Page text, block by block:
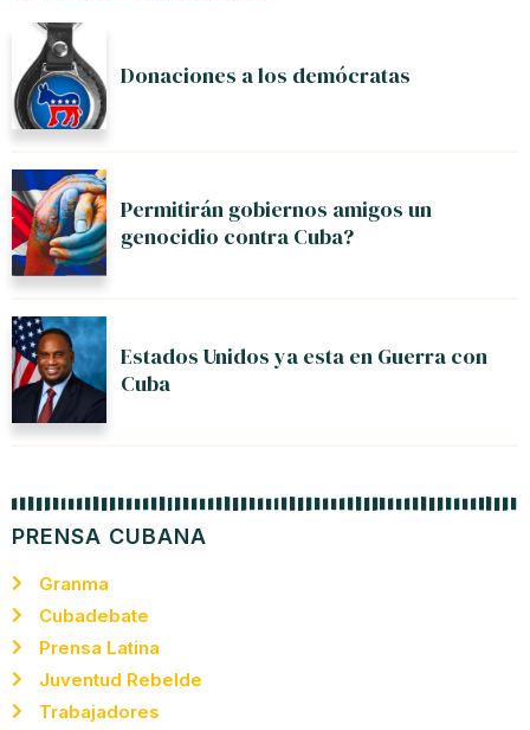
Donaciones a los demócratas
Permitirán gobiernos amigos un
genocidio contra Cuba?
Estados Unidos ya esta en Guerra con
Cuba
PRENSA CUBANA
Granma
Cubadebate
Prensa Latina
Juventud Rebelde
Trabajadores